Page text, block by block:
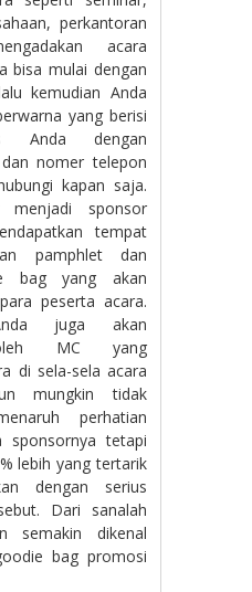
perkantoran
acara
bisa mulai dengan
kemudian Anda
yang berisi
Anda dengan
nomer telepon
kapan saja.
sponsor
tempat
pamphlet dan
bag yang akan
peserta acara.
juga akan
MC yang
di sela-sela acara
mungkin tidak
perhatian
sponsornya tetapi
lebih yang tertarik
dengan serius
Dari sanalah
semakin dikenal
bag promosi